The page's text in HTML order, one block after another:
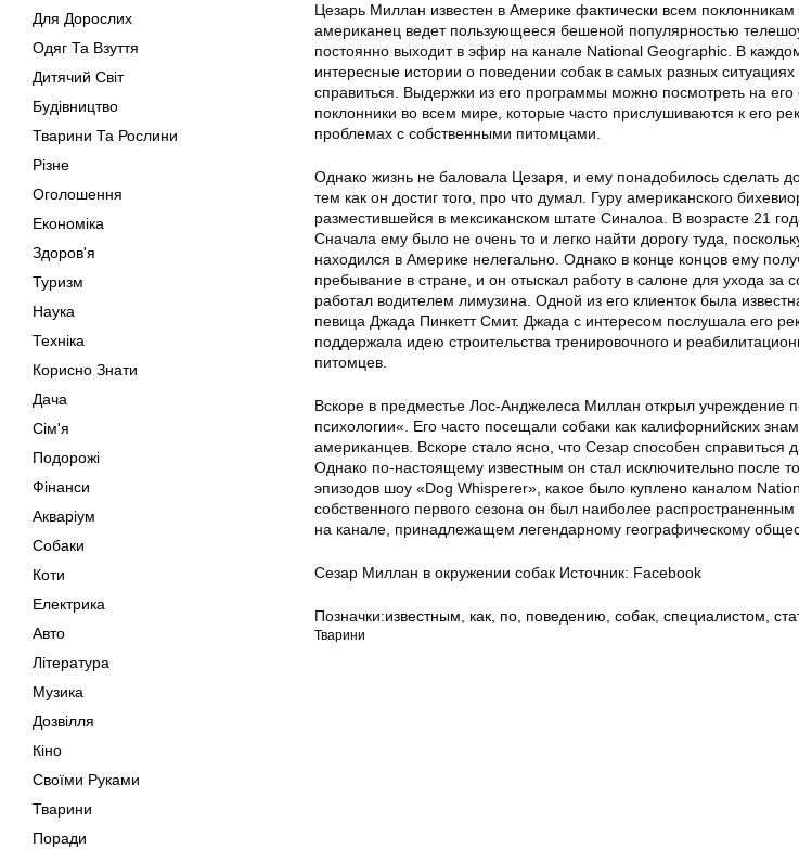
Для Дорослих
Одяг Та Взуття
Дитячий Світ
Будівництво
Тварини Та Рослини
Різне
Оголошення
Економіка
Здоров'я
Туризм
Наука
Техніка
Корисно Знати
Дача
Сім'я
Подорожі
Фінанси
Акваріум
Собаки
Коти
Електрика
Авто
Література
Музика
Дозвілля
Кіно
Своїми Руками
Тварини
Поради
Цезарь Миллан известен в Америке фактически всем поклонникам
американец ведет пользующееся бешеной популярностью
постоянно выходит в эфир на канале National Geographic. В
интересные истории о поведении собак в самых разных
справиться. Выдержки из его программы можно посмотреть на
поклонники во всем мире, которые часто прислушиваются к его
проблемах с собственными питомцами.
Однако жизнь не баловала Цезаря, и ему понадобилось сделать
тем как он достиг того, про что думал. Гуру американского
разместившейся в мексиканском штате Синалоа. В возрасте 21
Сначала ему было не очень то и легко найти дорогу туда,
находился в Америке нелегально. Однако в конце концов ему
пребывание в стране, и он отыскал работу в салоне для ухода за
работал водителем лимузина. Одной из его клиенток была
певица Джада Пинкетт Смит. Джада с интересом послушала его
поддержала идею строительства тренировочного и
питомцев.
Вскоре в предместье Лос-Анджелеса Миллан открыл учреждение
психологии«. Его часто посещали собаки как калифорнийских
американцев. Вскоре стало ясно, что Сезар способен справиться
Однако по-настоящему известным он стал исключительно после
эпизодов шоу «Dog Whisperer», какое было куплено каналом
собственного первого сезона он был наиболее
на канале, принадлежащем легендарному географическому
Сезар Миллан в окружении собак Источник: Facebook
Позначки:известным как по поведению собак специалистом
Тварини